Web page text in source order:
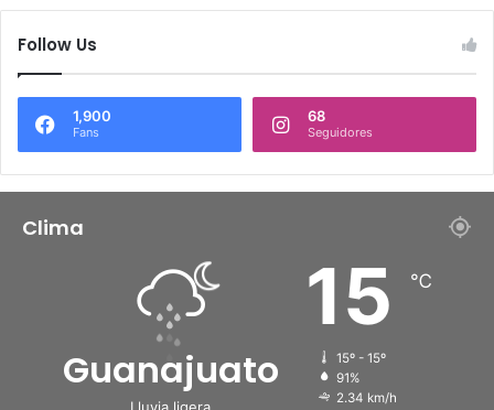
Follow Us
1,900
Fans
68
Seguidores
Clima
Guanajuato
15 ℃
15º - 15º
91%
2.34 km/h